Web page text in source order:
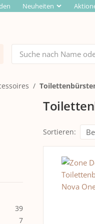
Neuheiten
39
7
Sortieren: